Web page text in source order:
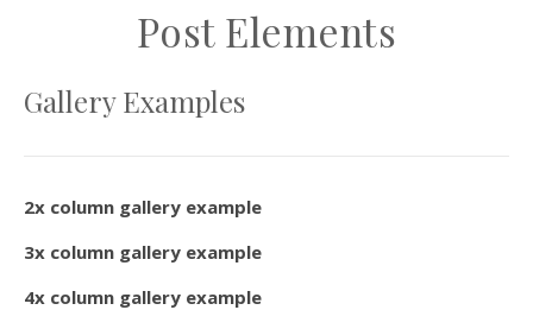
Post Elements
Gallery Examples
2x column gallery example
3x column gallery example
4x column gallery example